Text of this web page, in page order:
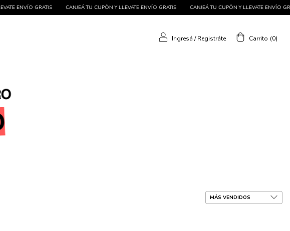
CANJEÁ TU CUPÓN Y LLEVATE ENVÍO GRATIS CANJEÁ TU CUPÓN Y LLEVATE ENVÍO GRATIS CANJEÁ TU
Ingresá /Registráte Carrito (0)